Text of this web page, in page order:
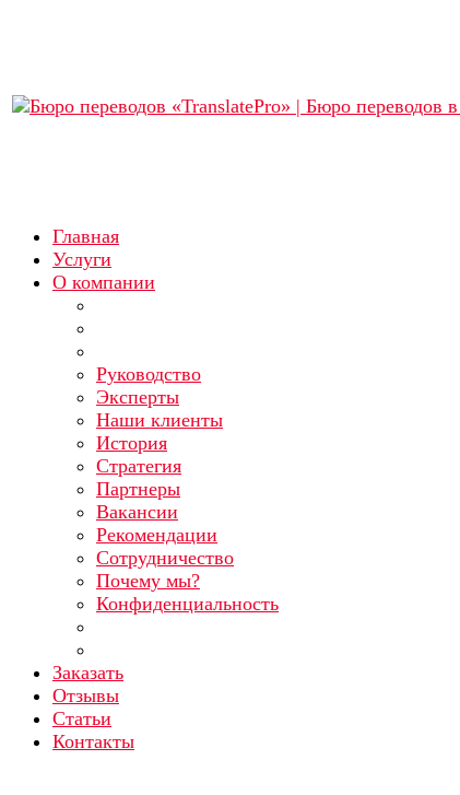
Главная
Услуги
О компании
Руководство
Эксперты
Наши клиенты
История
Стратегия
Партнеры
Вакансии
Рекомендации
Сотрудничество
Почему мы?
Конфиденциальность
Заказать
Отзывы
Статьи
Контакты